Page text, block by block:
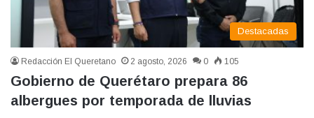
Destacadas
Redacción El Queretano 2 agosto, 2026 0 105
Gobierno de Querétaro prepara 86
albergues por temporada de lluvias